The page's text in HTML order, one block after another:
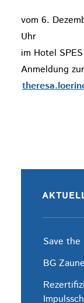
vom 6.
Uhr
im Hotel
Anmeldung
Save the
BG